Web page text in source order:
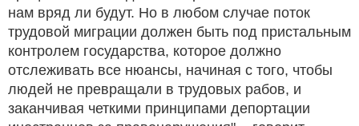
нам вряд ли будут. Но в любом случае поток
трудовой миграции должен быть под пристальным
контролем государства, которое должно
отслеживать все нюансы, начиная с того, чтобы
людей не превращали в трудовых рабов, и
заканчивая четкими принципами депортации